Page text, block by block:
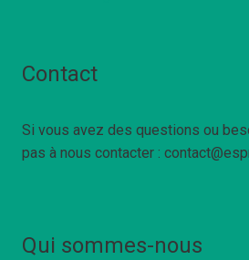
Contact
Si vous avez des questions ou
pas à nous contacter :
Qui sommes-nous